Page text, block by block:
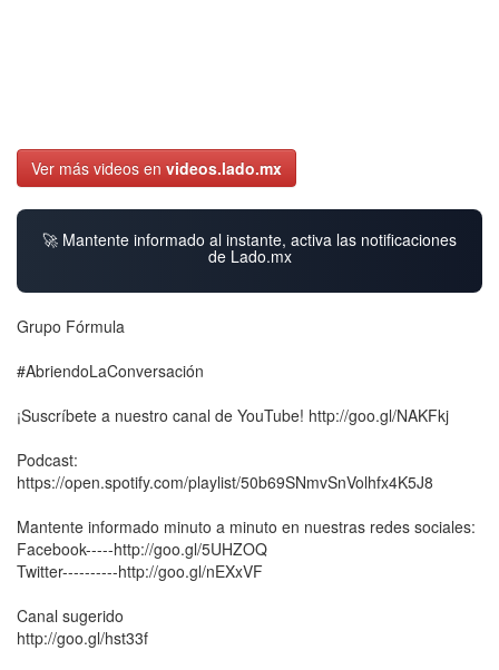
Ver más videos en videos.lado.mx
🚀 Mantente informado al instante, activa las notificaciones
de Lado.mx
Grupo Fórmula
#AbriendoLaConversación
¡Suscríbete a nuestro canal de YouTube! http://goo.gl/NAKFkj
Podcast:
https://open.spotify.com/playlist/50b69SNmvSnVolhfx4K5J8
Mantente informado minuto a minuto en nuestras redes sociales:
Facebook-----http://goo.gl/5UHZOQ
Twitter----------http://goo.gl/nEXxVF
Canal sugerido
http://goo.gl/hst33f